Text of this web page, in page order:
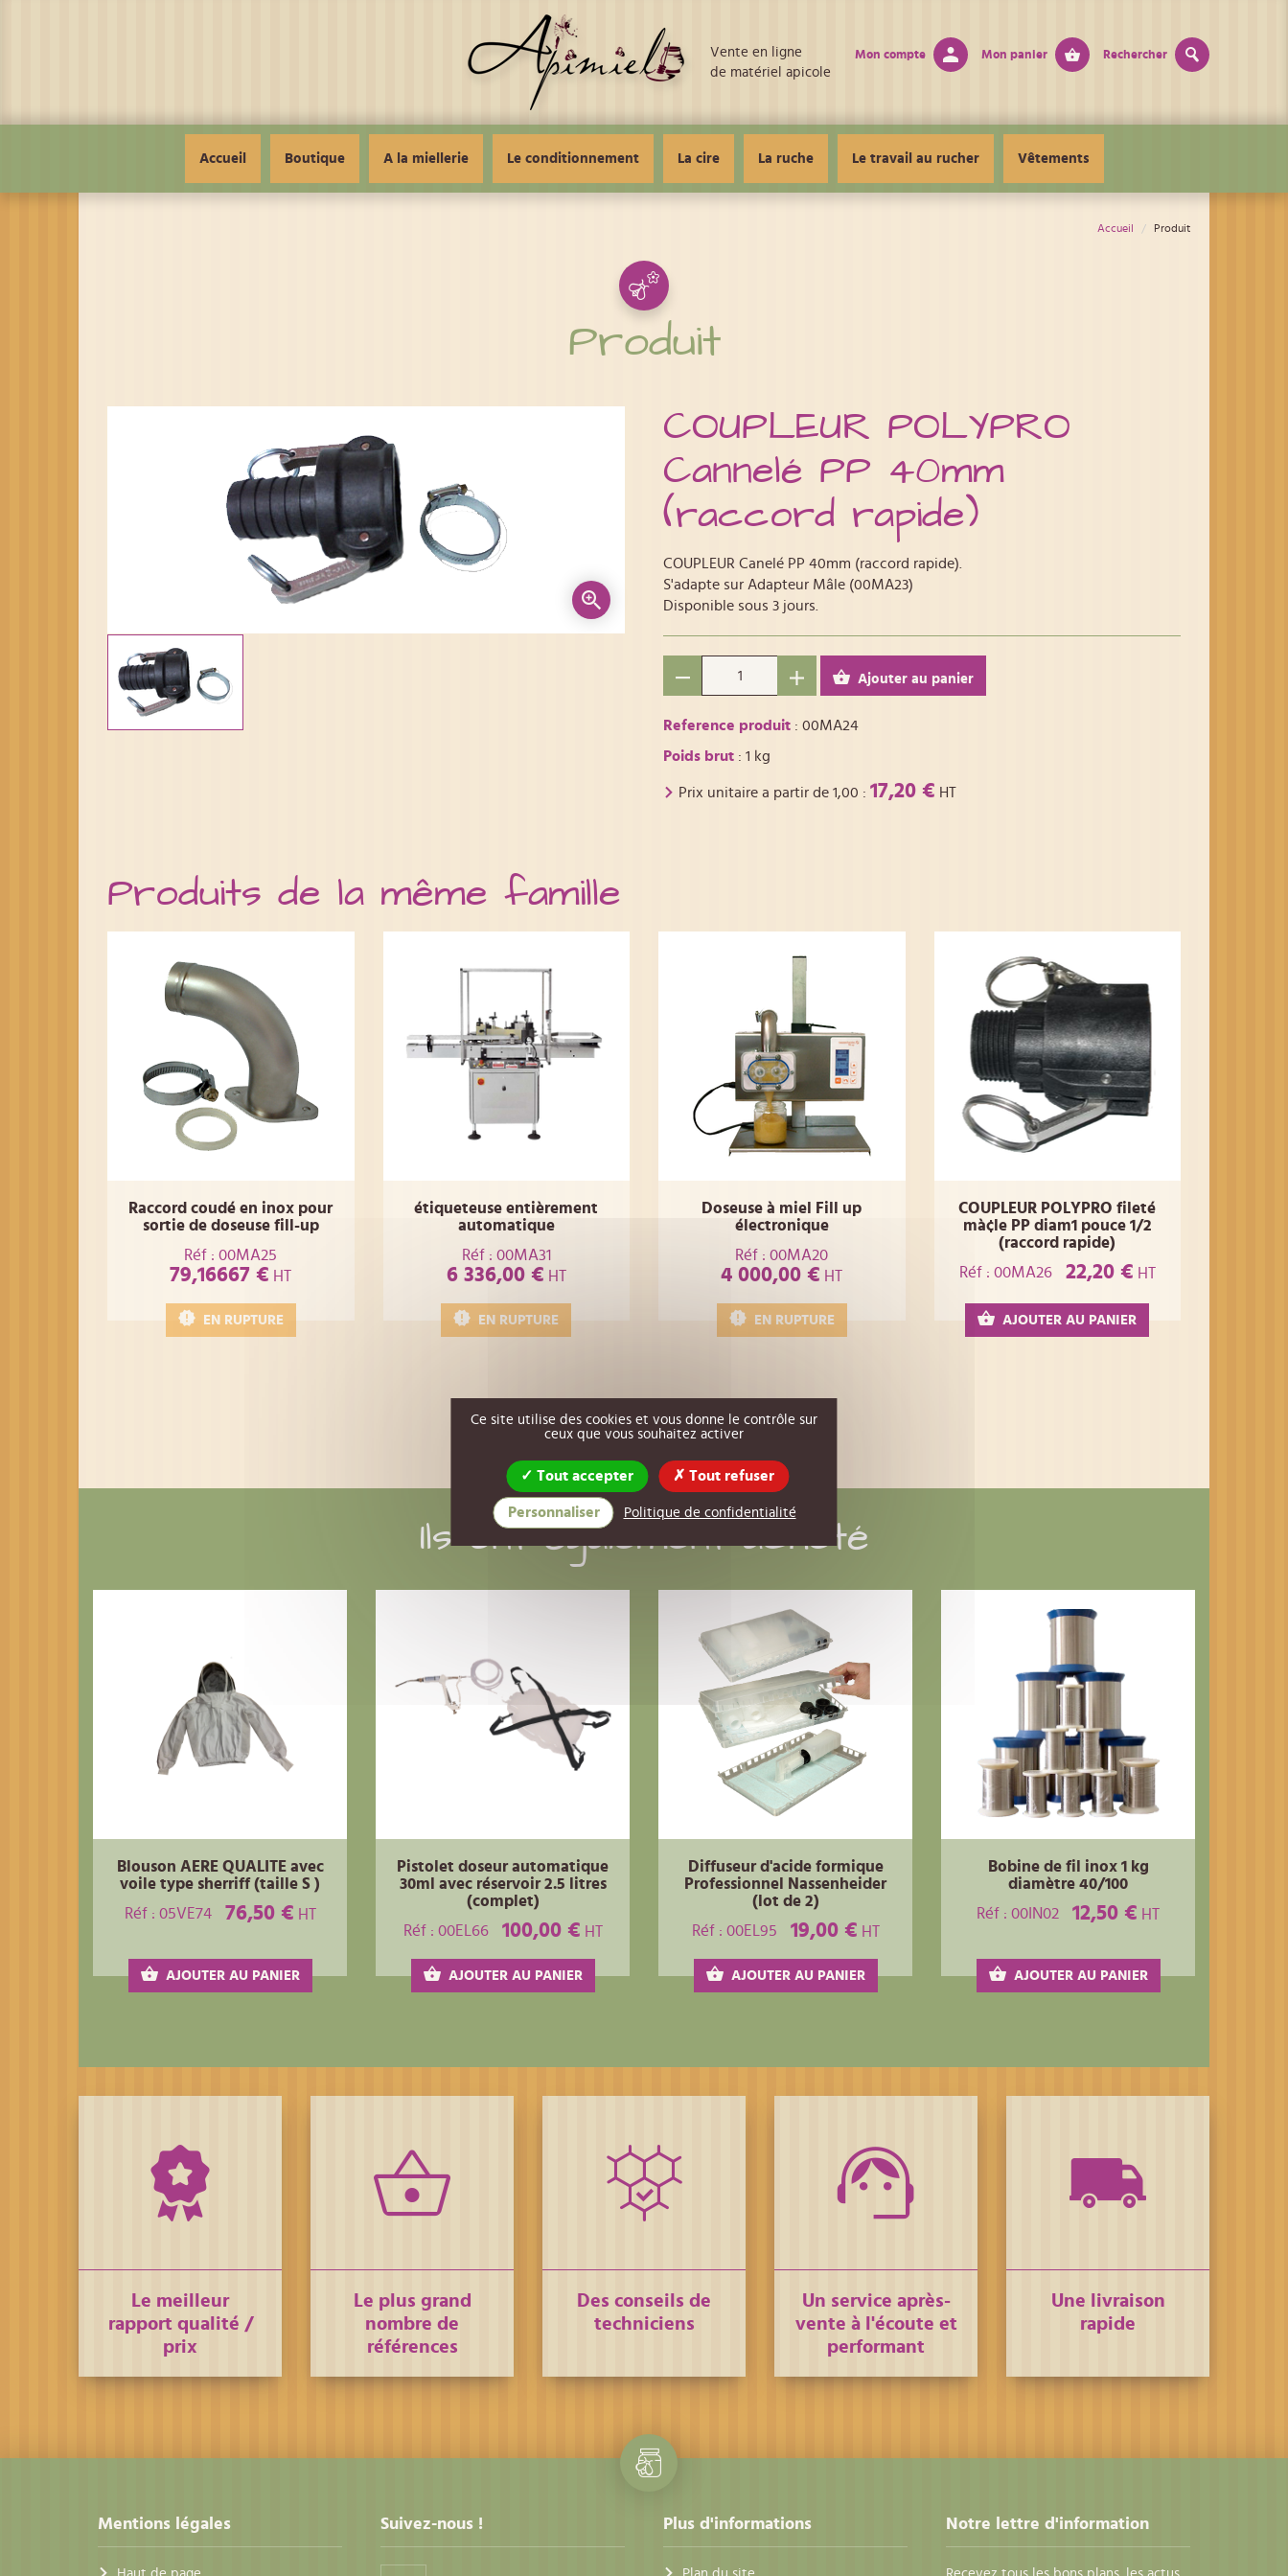
Accueil Produit
Produit
COUPLEUR POLYPRO
Cannelé PP 40mm
(raccord rapide)
COUPLEUR Canelé PP 40mm (raccord rapide).
S'adapte sur Adapteur Mâle (00MA23)
Disponible sous 3 jours.
Ajouter au panier
Reference produit : 00MA24
Poids brut : 1 kg
Prix unitaire a partir de 1,00 : 17,20 € HT
Produits de la même famille
Raccord coudé en inox pour
sortie de doseuse fill-up
Réf : 00MA25
79,16667 € HT
EN RUPTURE
étiqueteuse entièrement
automatique
Réf : 00MA31
6 336,00 € HT
EN RUPTURE
Doseuse à miel Fill up
électronique
Réf : 00MA20
4 000,00 € HT
EN RUPTURE
COUPLEUR POLYPRO fileté
mà¢le PP diam1 pouce 1/2
(raccord rapide)
Réf : 00MA26
22,20 € HT
AJOUTER AU PANIER
Ils ont également acheté
Blouson AERE QUALITE avec
voile type sherriff (taille S )
Réf : 05VE74
76,50 € HT
AJOUTER AU PANIER
Pistolet doseur automatique
30ml avec réservoir 2.5 litres
(complet)
Réf : 00EL66
100,00 € HT
AJOUTER AU PANIER
Diffuseur d'acide formique
Professionnel Nassenheider
(lot de 2)
Réf : 00EL95
19,00 € HT
AJOUTER AU PANIER
Bobine de fil inox 1 kg
diamètre 40/100
Réf : 00IN02
12,50 € HT
AJOUTER AU PANIER
Vente en ligne
de matériel apicole
Mon compte Mon panier Rechercher
Le meilleur
rapport qualité /
prix
Le plus grand
nombre de
références
Des conseils de
techniciens
Un service après-
vente à l'écoute et
performant
Une livraison
rapide
Mentions légales Suivez-nous ! Plus d'informations Notre lettre d'information
Accueil Boutique A la miellerie Le conditionnement La cire La ruche Le travail au rucher Vêtements
Ce site utilise des cookies et vous donne le contrôle sur
ceux que vous souhaitez activer
Tout accepter Tout refuser
Personnaliser Politique de confidentialité